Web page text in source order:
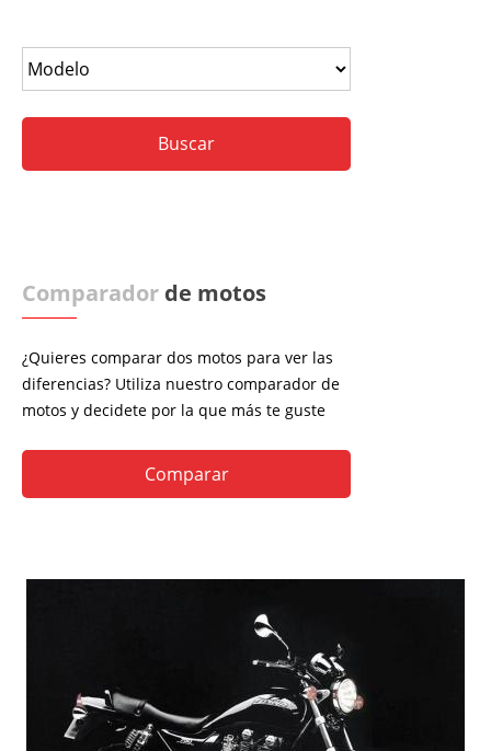
Comparador de motos
¿Quieres comparar dos motos para ver las
diferencias? Utiliza nuestro comparador de
motos y decidete por la que más te guste
Comparar